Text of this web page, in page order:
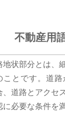
不動産用
地状部分とは、
ことです。道
、道路とアクセ
に必要な条件を